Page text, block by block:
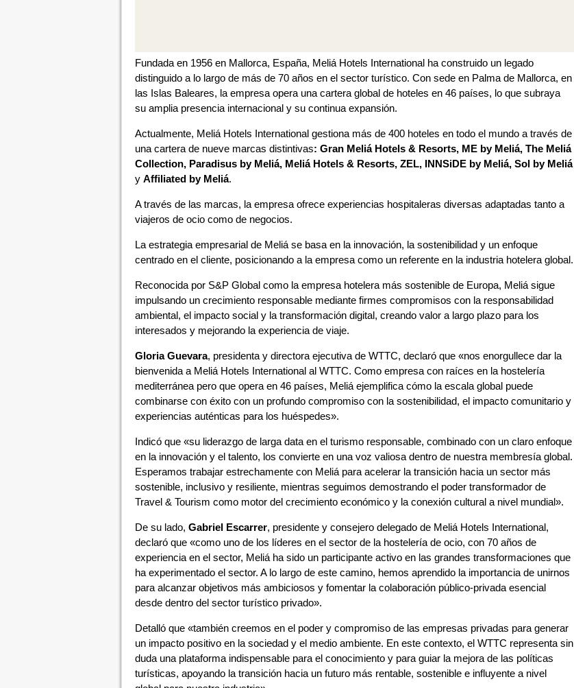
Fundada en 1956 en Mallorca, España, Meliá Hotels International ha construido un legado
distinguido a lo largo de más de 70 años en el sector turístico. Con sede en Palma de Mallorca, en
las Islas Baleares, la empresa opera una cartera global de hoteles en 46 países, lo que subraya
su amplia presencia internacional y su continua expansión.
Actualmente, Meliá Hotels International gestiona más de 400 hoteles en todo el mundo a través de
una cartera de nueve marcas distintivas: Gran Meliá Hotels & Resorts, ME by Meliá, The Meliá
Collection, Paradisus by Meliá, Meliá Hotels & Resorts, ZEL, INNSiDE by Meliá, Sol by Meliá
y Affiliated by Meliá.
A través de las marcas, la empresa ofrece experiencias hospitaleras diversas adaptadas tanto a
viajeros de ocio como de negocios.
La estrategia empresarial de Meliá se basa en la innovación, la sostenibilidad y un enfoque
centrado en el cliente, posicionando a la empresa como un referente en la industria hotelera global.
Reconocida por S&P Global como la empresa hotelera más sostenible de Europa, Meliá sigue
impulsando un crecimiento responsable mediante firmes compromisos con la responsabilidad
ambiental, el impacto social y la transformación digital, creando valor a largo plazo para los
interesados y mejorando la experiencia de viaje.
Gloria Guevara, presidenta y directora ejecutiva de WTTC, declaró que «nos enorgullece dar la
bienvenida a Meliá Hotels International al WTTC. Como empresa con raíces en la hostelería
mediterránea pero que opera en 46 países, Meliá ejemplifica cómo la escala global puede
combinarse con éxito con un profundo compromiso con la sostenibilidad, el impacto comunitario y
experiencias auténticas para los huéspedes».
Indicó que «su liderazgo de larga data en el turismo responsable, combinado con un claro enfoque
en la innovación y el talento, los convierte en una voz valiosa dentro de nuestra membresía global.
Esperamos trabajar estrechamente con Meliá para acelerar la transición hacia un sector más
sostenible, inclusivo y resiliente, mientras seguimos demostrando el poder transformador de
Travel & Tourism como motor del crecimiento económico y la conexión cultural a nivel mundial».
De su lado, Gabriel Escarrer, presidente y consejero delegado de Meliá Hotels International,
declaró que «como uno de los líderes en el sector de la hostelería de ocio, con 70 años de
experiencia en el sector, Meliá ha sido un participante activo en las grandes transformaciones que
ha experimentado el sector. A lo largo de este camino, hemos aprendido la importancia de unirnos
para alcanzar objetivos más ambiciosos y fomentar la colaboración público-privada esencial
desde dentro del sector turístico privado».
Detalló que «también creemos en el poder y compromiso de las empresas privadas para generar
un impacto positivo en la sociedad y el medio ambiente. En este contexto, el WTTC representa sin
duda una plataforma indispensable para el conocimiento y para guiar la mejora de las políticas
turísticas, apoyando la transición hacia un futuro más rentable, sostenible e influyente a nivel